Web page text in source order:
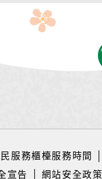
服務櫃檯服務時間
宣告
網站安全政策